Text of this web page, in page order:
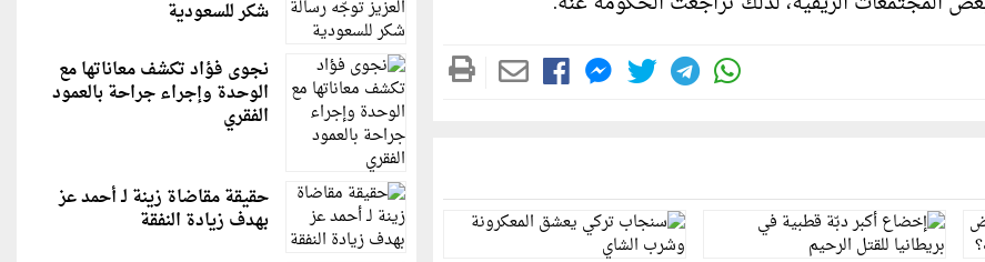
شكر للسعودية
نجوى فؤاد تكشف معاناتها مع
الوحدة وإجراء جراحة بالعمود
الفقري
حقيقة مقاضاة زينة لـ أحمد عز
بهدف زيادة النفقة